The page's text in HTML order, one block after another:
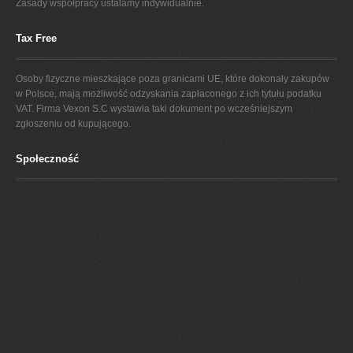
Zasady współpracy ustalamy indywidualnie.
Tax Free
Osoby fizyczne mieszkające poza granicami UE, które dokonały zakupów
w Polsce, mają możliwość odzyskania zapłaconego z ich tytułu podatku
VAT. Firma Vexon S.C wystawia taki dokument po wcześniejszym
zgłoszeniu od kupującego.
Społeczność